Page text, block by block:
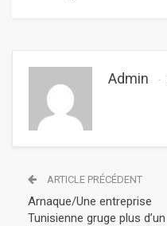
Admin
ARTICLE PRÉCÉDENT
Arnaque/Une entreprise
Tunisienne gruge plus d’un